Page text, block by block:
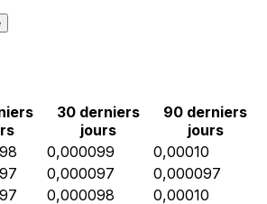
30 derniers
jours
90 derniers
jours
0,000099
0,00010
0,000097
0,000097
0,000098
0,00010